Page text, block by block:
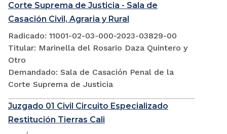
Corte Suprema de Justicia - Sala de
Casación Civil, Agraria y Rural
Radicado: 11001-02-03-000-2023-03829-00
Titular: Marinella del Rosario Daza Quintero y
Otro
Demandado: Sala de Casación Penal de la
Corte Suprema de Justicia
Juzgado 01 Civil Circuito Especializado
Restitución Tierras Cali